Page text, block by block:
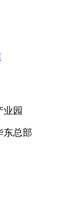
业园
东总部